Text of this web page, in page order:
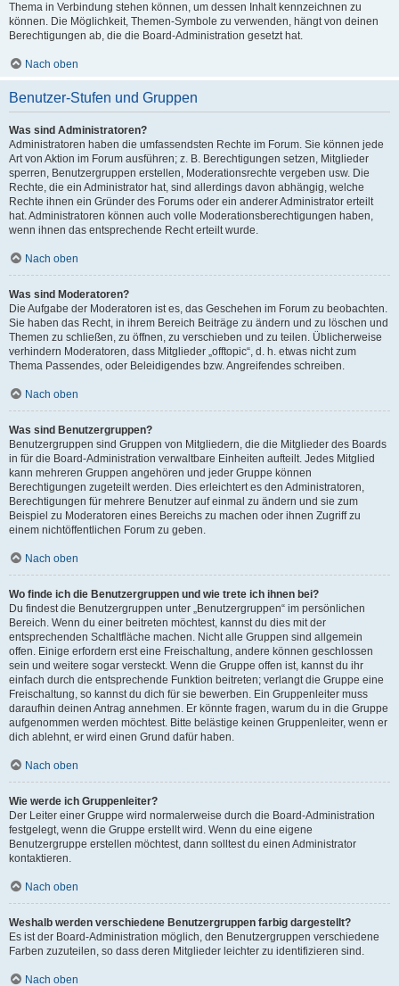
Thema in Verbindung stehen können, um dessen Inhalt kennzeichnen zu
können. Die Möglichkeit, Themen-Symbole zu verwenden, hängt von deinen
Berechtigungen ab, die die Board-Administration gesetzt hat.
Nach oben
Benutzer-Stufen und Gruppen
Was sind Administratoren?
Administratoren haben die umfassendsten Rechte im Forum. Sie können jede
Art von Aktion im Forum ausführen; z. B. Berechtigungen setzen, Mitglieder
sperren, Benutzergruppen erstellen, Moderationsrechte vergeben usw. Die
Rechte, die ein Administrator hat, sind allerdings davon abhängig, welche
Rechte ihnen ein Gründer des Forums oder ein anderer Administrator erteilt
hat. Administratoren können auch volle Moderationsberechtigungen haben,
wenn ihnen das entsprechende Recht erteilt wurde.
Nach oben
Was sind Moderatoren?
Die Aufgabe der Moderatoren ist es, das Geschehen im Forum zu beobachten.
Sie haben das Recht, in ihrem Bereich Beiträge zu ändern und zu löschen und
Themen zu schließen, zu öffnen, zu verschieben und zu teilen. Üblicherweise
verhindern Moderatoren, dass Mitglieder „offtopic“, d. h. etwas nicht zum
Thema Passendes, oder Beleidigendes bzw. Angreifendes schreiben.
Nach oben
Was sind Benutzergruppen?
Benutzergruppen sind Gruppen von Mitgliedern, die die Mitglieder des Boards
in für die Board-Administration verwaltbare Einheiten aufteilt. Jedes Mitglied
kann mehreren Gruppen angehören und jeder Gruppe können
Berechtigungen zugeteilt werden. Dies erleichtert es den Administratoren,
Berechtigungen für mehrere Benutzer auf einmal zu ändern und sie zum
Beispiel zu Moderatoren eines Bereichs zu machen oder ihnen Zugriff zu
einem nichtöffentlichen Forum zu geben.
Nach oben
Wo finde ich die Benutzergruppen und wie trete ich ihnen bei?
Du findest die Benutzergruppen unter „Benutzergruppen“ im persönlichen
Bereich. Wenn du einer beitreten möchtest, kannst du dies mit der
entsprechenden Schaltfläche machen. Nicht alle Gruppen sind allgemein
offen. Einige erfordern erst eine Freischaltung, andere können geschlossen
sein und weitere sogar versteckt. Wenn die Gruppe offen ist, kannst du ihr
einfach durch die entsprechende Funktion beitreten; verlangt die Gruppe eine
Freischaltung, so kannst du dich für sie bewerben. Ein Gruppenleiter muss
daraufhin deinen Antrag annehmen. Er könnte fragen, warum du in die Gruppe
aufgenommen werden möchtest. Bitte belästige keinen Gruppenleiter, wenn er
dich ablehnt, er wird einen Grund dafür haben.
Nach oben
Wie werde ich Gruppenleiter?
Der Leiter einer Gruppe wird normalerweise durch die Board-Administration
festgelegt, wenn die Gruppe erstellt wird. Wenn du eine eigene
Benutzergruppe erstellen möchtest, dann solltest du einen Administrator
kontaktieren.
Nach oben
Weshalb werden verschiedene Benutzergruppen farbig dargestellt?
Es ist der Board-Administration möglich, den Benutzergruppen verschiedene
Farben zuzuteilen, so dass deren Mitglieder leichter zu identifizieren sind.
Nach oben